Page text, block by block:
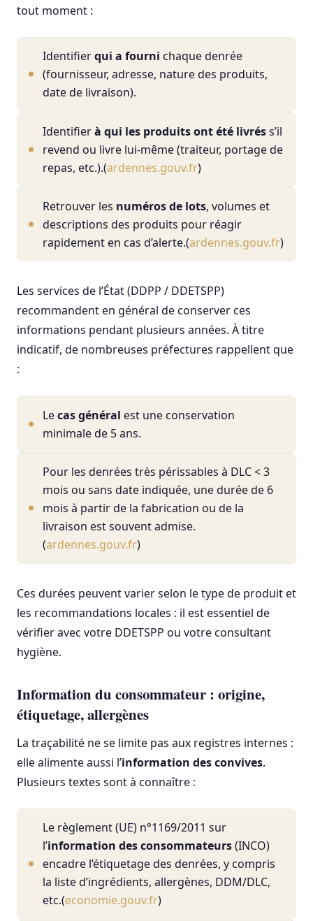
tout moment :
Identifierqui a fourni chaque denrée
(fournisseur, adresse, nature des produits,
date de livraison).
Identifierà qui les produits ont été livréss’il
revend ou livre lui-même (traiteur, portage de
repas, etc.).(ardennes.gouv.fr)
Retrouver les numéros de lots, volumes et
descriptions des produits pour réagir
rapidement en cas d’alerte.(ardennes.gouv.fr)
Les services de l’État (DDPP / DDETSPP)
recommandent en général de conserver ces
informations pendant plusieurs années. À titre
indicatif, de nombreuses préfectures rappellent que
:
Lecas général est une conservation
minimale de 5 ans.
Pour les denrées très périssables à DLC < 3
mois ou sans date indiquée, une durée de 6
mois à partir de la fabrication ou de la
livraison est souvent admise.
(ardennes.gouv.fr)
Ces durées peuvent varier selon le type de produit et
les recommandations locales : il est essentiel de
vérifier avec votre DDETSPP ou votre consultant
hygiène.
Information du consommateur : origine,
étiquetage, allergènes
La traçabilité ne se limite pas aux registres internes :
elle alimente aussi l’information des convives.
Plusieurs textes sont à connaître :
Le règlement (UE) n°1169/2011 sur
l’information des consommateurs(INCO)
encadre l’étiquetage des denrées, y compris
la liste d’ingrédients, allergènes, DDM/DLC,
etc.(economie.gouv.fr)